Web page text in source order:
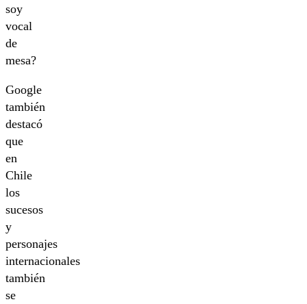
soy
vocal
de
mesa?
Google
también
destacó
que
en
Chile
los
sucesos
y
personajes
internacionales
también
se